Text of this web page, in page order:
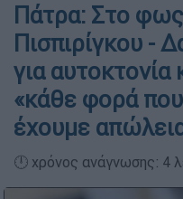
Πάτρα: Στο
Πισπιρίγκου -
για
«κάθε φορά
έχουμε
🕛 χρόνος ανάγνωσης: 4